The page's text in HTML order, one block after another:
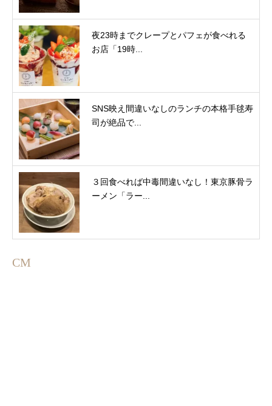
夜23時までクレープとパフェが食べれる
お店「19時...
SNS映え間違いなしのランチの本格手毬寿
司が絶品で...
３回食べれば中毒間違いなし！東京豚骨ラ
ーメン「ラー...
CM